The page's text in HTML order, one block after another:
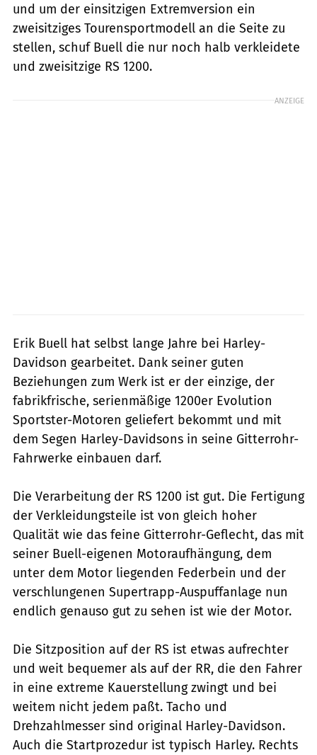
und um der einsitzigen Extremversion ein
zweisitziges Tourensportmodell an die Seite zu
stellen, schuf Buell die nur noch halb verkleidete
und zweisitzige RS 1200.
ANZEIGE
Erik Buell hat selbst lange Jahre bei Harley-
Davidson gearbeitet. Dank seiner guten
Beziehungen zum Werk ist er der einzige, der
fabrikfrische, serienmäßige 1200er Evolution
Sportster-Motoren geliefert bekommt und mit
dem Segen Harley-Davidsons in seine Gitterrohr-
Fahrwerke einbauen darf.
Die Verarbeitung der RS 1200 ist gut. Die Fertigung
der Verkleidungsteile ist von gleich hoher
Qualität wie das feine Gitterrohr-Geflecht, das mit
seiner Buell-eigenen Motoraufhängung, dem
unter dem Motor liegenden Federbein und der
verschlungenen Supertrapp-Auspuffanlage nun
endlich genauso gut zu sehen ist wie der Motor.
Die Sitzposition auf der RS ist etwas aufrechter
und weit bequemer als auf der RR, die den Fahrer
in eine extreme Kauerstellung zwingt und bei
weitem nicht jedem paßt. Tacho und
Drehzahlmesser sind original Harley-Davidson.
Auch die Startprozedur ist typisch Harley. Rechts